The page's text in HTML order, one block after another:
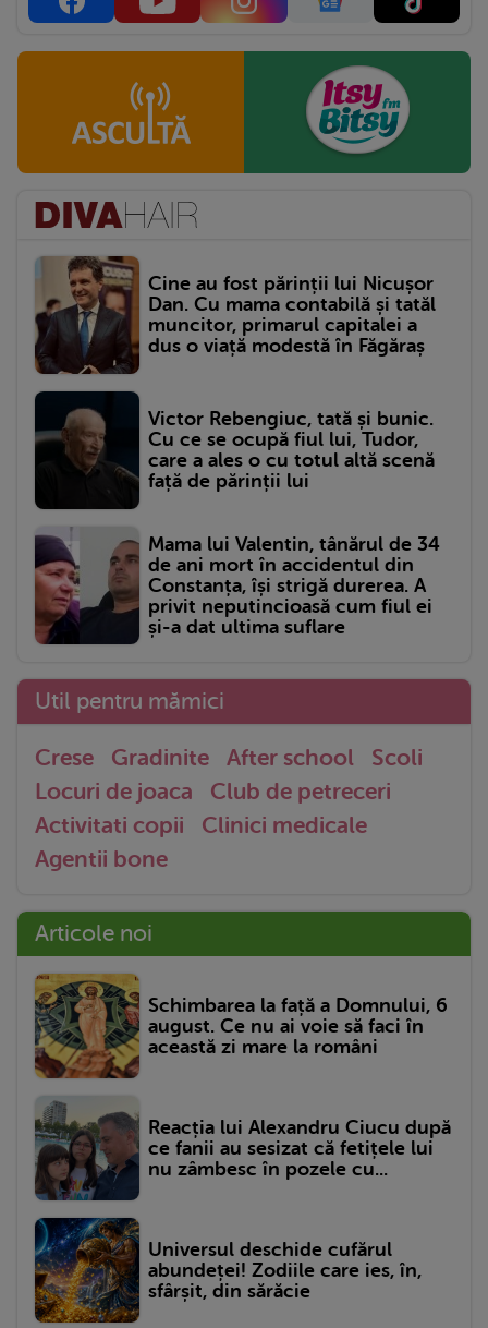
Cine au fost părinții lui Nicușor
Dan. Cu mama contabilă și tatăl
muncitor, primarul capitalei a
dus o viață modestă în Făgăraș
Victor Rebengiuc, tată și bunic.
Cu ce se ocupă fiul lui, Tudor,
care a ales o cu totul altă scenă
față de părinții lui
Mama lui Valentin, tânărul de 34
de ani mort în accidentul din
Constanța, își strigă durerea. A
privit neputincioasă cum fiul ei
și-a dat ultima suflare
Util pentru mămici
Crese Gradinite After school
Scoli
Locuri de joaca
Club de petreceri
Activitati copii
Clinici medicale
Agentii bone
Articole noi
Schimbarea la față a Domnului, 6
august. Ce nu ai voie să faci în
această zi mare la români
Reacția lui Alexandru Ciucu după
ce fanii au sesizat că fetițele lui
nu zâmbesc în pozele cu...
Universul deschide cufărul
abundeței! Zodiile care ies, în,
sfârșit, din sărăcie